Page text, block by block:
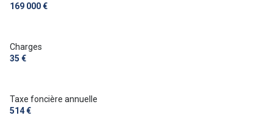
169 000 €
Charges
35 €
Taxe foncière annuelle
514 €